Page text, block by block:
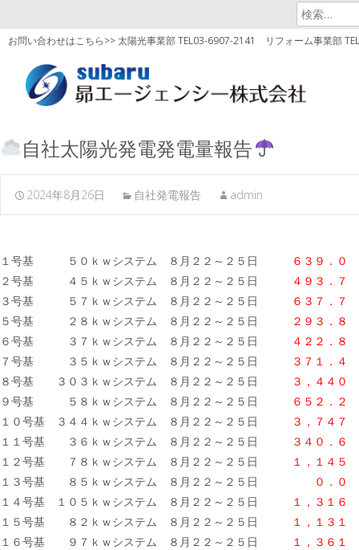
検
索:
お問い合わせはこちら>> 太陽光事業部 TEL03-6907-2141 リフォーム事業部
自社太陽光発電発電量報告
2024年8月26日 自社発電報告 admin
１号基 ５０ｋｗシステム ８月２２～２５日
６３９．０
２号基 ４５ｋｗシステム ８月２２～２５日
４９３．７
３号基 ５７ｋｗシステム ８月２２～２５日
６３７．７
５号基 ２８ｋｗシステム ８月２２～２５日
２９３．８
６号基 ３７ｋｗシステム ８月２２～２５日
４２２．８
７号基 ３５ｋｗシステム ８月２２～２５日
３７１．４
８号基 ３０３ｋｗシステム ８月２２～２５日
３，４４０
９号基 ５８ｋｗシステム ８月２２～２５日
６５２．２
１０号基 ３４４ｋｗシステム ８月２２～２５日
３，７４７
１１号基 ３６ｋｗシステム ８月２２～２５日
３４０．６
１２号基 ７８ｋｗシステム ８月２２～２５日
１，１４５
１３号基 ８５ｋｗシステム ８月２２～２５日
０．０
１４号基 １０５ｋｗシステム ８月２２～２５日
１，３１６
１５号基 ８２ｋｗシステム ８月２２～２５日
１，１３１
１６号基 ９７ｋｗシステム ８月２２～２５日
１，３６１